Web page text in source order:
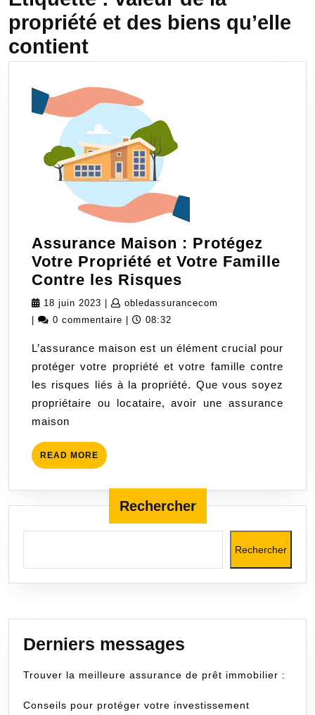
propriété et des biens qu’elle
contient
Assurance Maison : Protégez
Votre Propriété et Votre Famille
Contre les Risques
Maison
Votre
Propriété
et
Votre
18 juin 2023 18
juin
obledassurancecom
0 commentaire 08:32
L’assurance maison est un élément crucial pour
protéger votre propriété et votre famille contre
les risques liés à la propriété. Que vous soyez
propriétaire ou locataire, avoir une assurance
maison
READ MORE READ
MORE
Rechercher
Rechercher
Derniers messages
Trouver la meilleure assurance de prêt immobilier :
Conseils pour protéger votre investissement